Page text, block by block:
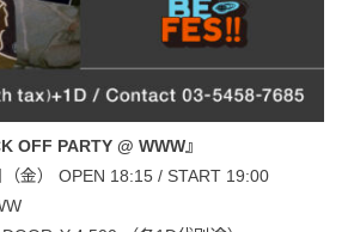
OFF PARTY @ WWW』
金） OPEN 18:15 / START 19:00